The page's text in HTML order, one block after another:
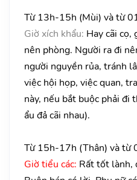
Từ 13h-15h (Mùi) và từ
Giờ xích khẩu: Hay cãi cọ,
nên phòng. Người ra đi
người nguyền rủa, tránh
việc hội họp, việc quan,
này, nếu bắt buộc phải đi
ẩu đả cãi nhau).
Từ 15h-17h (Thân) và từ
Giờ tiểu các: Rất tốt lành,